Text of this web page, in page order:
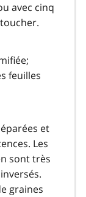
avec cinq
feuilles
et
Les
sont très
graines